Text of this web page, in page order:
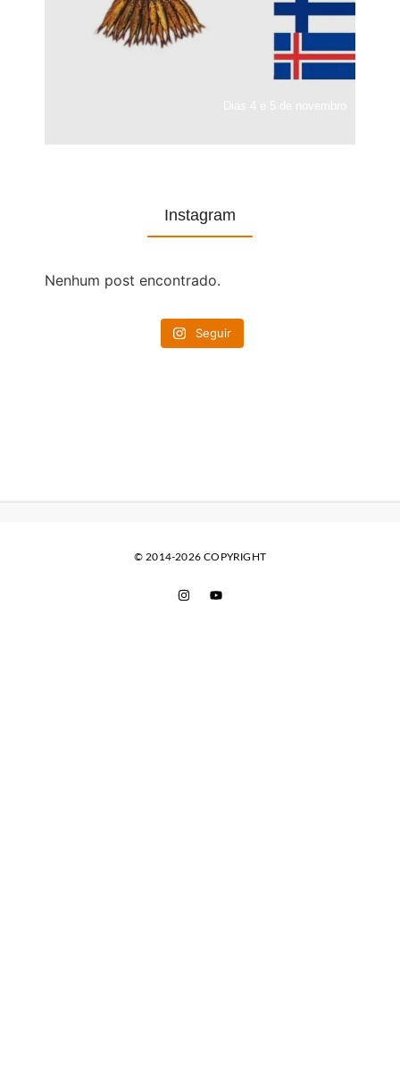
Instagram
Nenhum post encontrado.
Seguir
© 2014-2026 COPYRIGHT